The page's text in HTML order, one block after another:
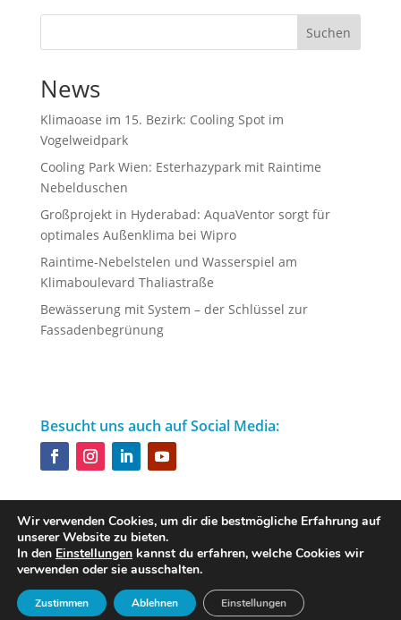
Suchen
News
Klimaoase im 15. Bezirk: Cooling Spot im
Vogelweidpark
Cooling Park Wien: Esterhazypark mit Raintime
Nebelduschen
Großprojekt in Hyderabad: AquaVentor sorgt für
optimales Außenklima bei Wipro
Raintime-Nebelstelen und Wasserspiel am
Klimaboulevard Thaliastraße
Bewässerung mit System – der Schlüssel zur
Fassadenbegrünung
Besucht uns auch auf Social Media:
Designed byiService
Wir verwenden Cookies, um dir die bestmögliche Erfahrung auf
unserer Website zu bieten.
In den Einstellungen kannst du erfahren, welche Cookies wir
verwenden oder sie ausschalten.
Zustimmen Ablehnen Einstellungen